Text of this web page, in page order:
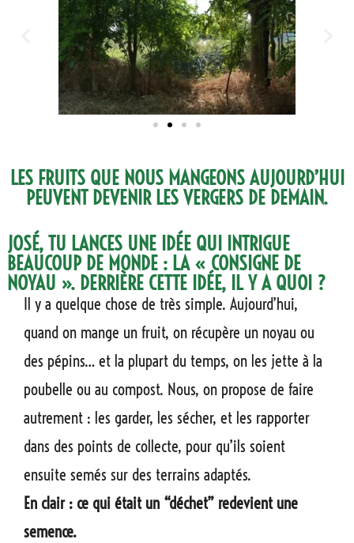
LES FRUITS QUE NOUS MANGEONS AUJOURD’HUI
PEUVENT DEVENIR LES VERGERS DE DEMAIN.
JOSÉ, TU LANCES UNE IDÉE QUI INTRIGUE
BEAUCOUP DE MONDE : LA « CONSIGNE DE
NOYAU ». DERRIÈRE CETTE IDÉE, IL Y A QUOI ?
Il y a quelque chose de très simple. Aujourd’hui,
quand on mange un fruit, on récupère un noyau ou
des pépins… et la plupart du temps, on les jette à la
poubelle ou au compost. Nous, on propose de faire
autrement : les garder, les sécher, et les rapporter
dans des points de collecte, pour qu’ils soient
ensuite semés sur des terrains adaptés.
En clair : ce qui était un “déchet” redevient une
semence.